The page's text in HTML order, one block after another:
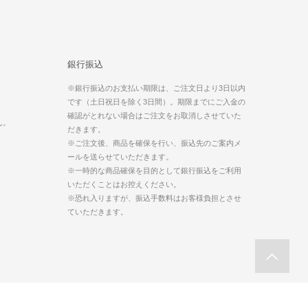
銀行振込
※銀行振込のお支払い期限は、ご注文日より3日以内
です（土日祝日を除く3日間）。期限までにご入金の
確認がとれない場合はご注文をお取消しさせていた
だきます。
※ご注文後、商品を確保を行い、振込先のご案内メ
ールを送らせていただきます。
※一時的な商品確保を目的として銀行振込をご利用
いただくことはお控えください。
※恐れ入りますが、振込手数料はお客様負担とさせ
ていただきます。